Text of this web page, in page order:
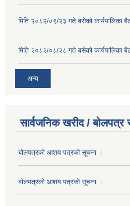
मिति २०८२/०९/२३ गते बसेको कार्यपालिका
मिति २०८२/०८/२८ गते बसेको कार्यपालिका
अन्य
सार्वजनिक खरीद / बोलपत्र
बोलपत्रको आशय पत्रको सूचना ।
बोलपत्रको आशय पत्रको सूचना ।